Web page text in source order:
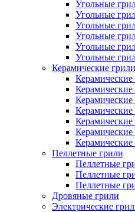
Угольные
Угольные
Угольные
Угольные
Угольные
Угольные
Керамические грили
Керамические
Пеллетные грили
Пеллетные
Пеллетные
Пеллетные
Дровяные грили
Электрические